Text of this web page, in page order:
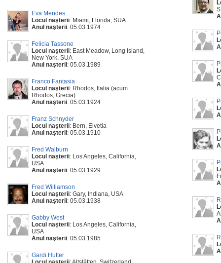
Eva Mendes
Locul naşterii: Miami, Florida, SUA
Anul naşterii: 05.03.1974
Felicia Tassone
Locul naşterii: East Meadow, Long Island,
New York, SUA
Anul naşterii: 05.03.1989
Franco Fantasia
Locul naşterii: Rhodos, Italia (acum
Rhodos, Grecia)
Anul naşterii: 05.03.1924
Franz Schnyder
Locul naşterii: Bern, Elvetia
Anul naşterii: 05.03.1910
Fred Walburn
Locul naşterii: Los Angeles, California,
USA
Anul naşterii: 05.03.1929
Fred Williamson
Locul naşterii: Gary, Indiana, USA
Anul naşterii: 05.03.1938
Gabby West
Locul naşterii: Los Angeles, California,
USA
Anul naşterii: 05.03.1985
Gardi Hutter